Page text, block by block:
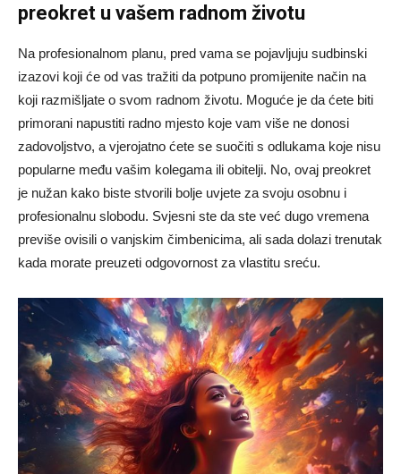
preokret u vašem radnom životu
Na profesionalnom planu, pred vama se pojavljuju sudbinski
izazovi koji će od vas tražiti da potpuno promijenite način na
koji razmišljate o svom radnom životu. Moguće je da ćete biti
primorani napustiti radno mjesto koje vam više ne donosi
zadovoljstvo, a vjerojatno ćete se suočiti s odlukama koje nisu
popularne među vašim kolegama ili obitelji. No, ovaj preokret
je nužan kako biste stvorili bolje uvjete za svoju osobnu i
profesionalnu slobodu. Svjesni ste da ste već dugo vremena
previše ovisili o vanjskim čimbenicima, ali sada dolazi trenutak
kada morate preuzeti odgovornost za vlastitu sreću.